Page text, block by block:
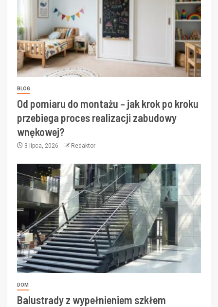
BLOG
Od pomiaru do montażu – jak krok po kroku
przebiega proces realizacji zabudowy
wnękowej?
3 lipca, 2026 Redaktor
DOM
Balustrady z wypełnieniem szkłem